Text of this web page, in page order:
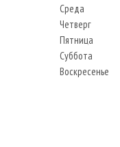
Среда
Четверг
Пятница
Суббота
Воскресенье